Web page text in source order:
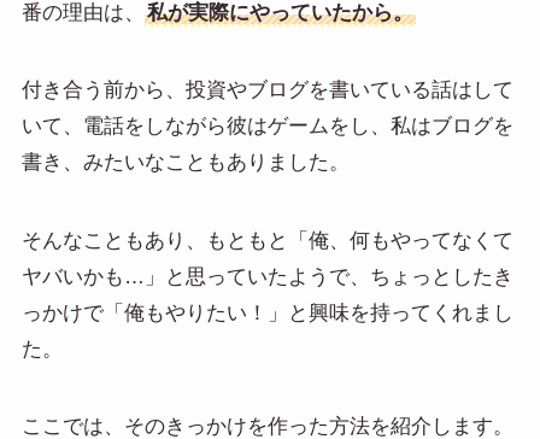
番の理由は、
私が実際にやっていたから。
付き合う前から、投資やブログを書いている話はして
いて、電話をしながら彼はゲームをし、私はブログを
書き、みたいなこともありました。
そんなこともあり、もともと「俺、何もやってなくて
ヤバいかも…」と思っていたようで、ちょっとしたき
っかけで「俺もやりたい！」と興味を持ってくれまし
た。
ここでは、そのきっかけを作った方法を紹介します。